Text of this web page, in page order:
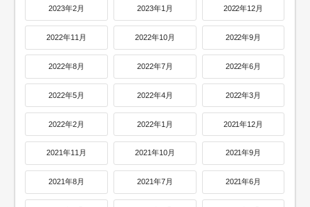
2023年2月 2023年1月 2022年12月
2022年11月 2022年10月 2022年9月
2022年8月 2022年7月 2022年6月
2022年5月 2022年4月 2022年3月
2022年2月 2022年1月 2021年12月
2021年11月 2021年10月 2021年9月
2021年8月 2021年7月 2021年6月